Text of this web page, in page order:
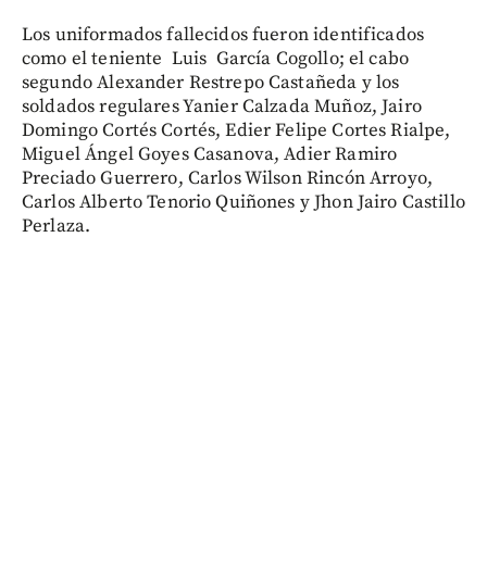
Los uniformados fallecidos fueron identificados
como el teniente Luis García Cogollo; el cabo
segundo Alexander Restrepo Castañeda y los
soldados regulares Yanier Calzada Muñoz, Jairo
Domingo Cortés Cortés, Edier Felipe Cortes Rialpe,
Miguel Ángel Goyes Casanova, Adier Ramiro
Preciado Guerrero, Carlos Wilson Rincón Arroyo,
Carlos Alberto Tenorio Quiñones y Jhon Jairo Castillo
Perlaza.